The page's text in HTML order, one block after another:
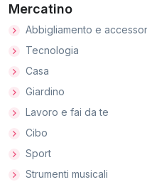
Mercatino
Abbigliamento e
Tecnologia
Casa
Giardino
Lavoro e fai da te
Cibo
Sport
Strumenti musicali